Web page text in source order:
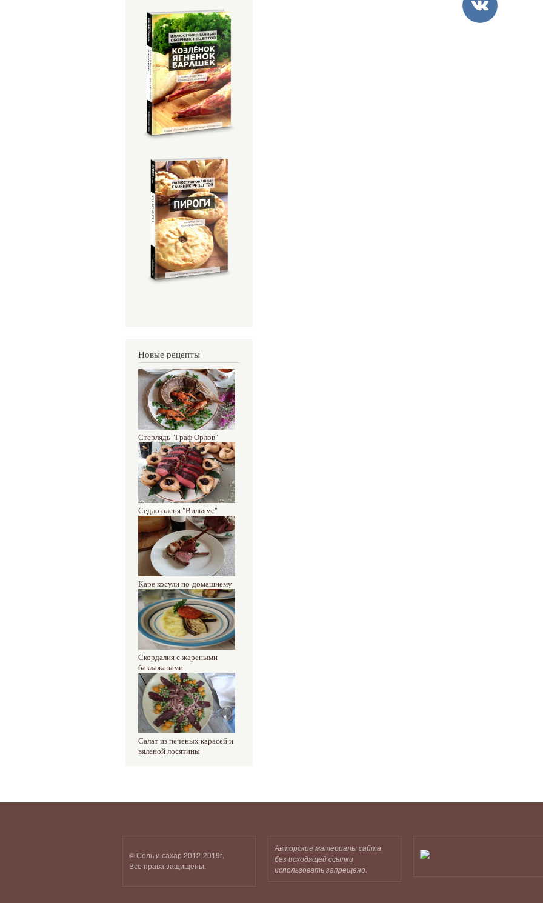
Новые рецепты
Стерлядь "Граф Орлов"
Седло оленя "Вильямс"
Каре косули по-домашнему
Скордалия с жареными
баклажанами
Салат из печёных карасей и
вяленой лосятины
© Соль и сахар 2012-2019г.
Все права защищены.
Авторские материалы сайта
без исходящей ссылки
использовать запрещено.